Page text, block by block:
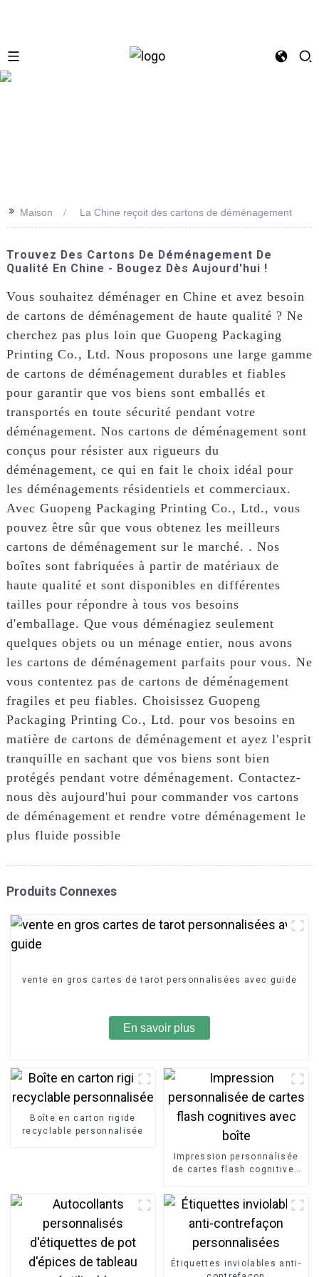
>> Maison La Chine reçoit des cartons de déménagement
Trouvez Des Cartons De Déménagement De
Qualité En Chine - Bougez Dès Aujourd'hui !
Vous souhaitez déménager en Chine et avez besoin
de cartons de déménagement de haute qualité ? Ne
cherchez pas plus loin que Guopeng Packaging
Printing Co., Ltd. Nous proposons une large gamme
de cartons de déménagement durables et fiables
pour garantir que vos biens sont emballés et
transportés en toute sécurité pendant votre
déménagement. Nos cartons de déménagement sont
conçus pour résister aux rigueurs du
déménagement, ce qui en fait le choix idéal pour
les déménagements résidentiels et commerciaux.
Avec Guopeng Packaging Printing Co., Ltd., vous
pouvez être sûr que vous obtenez les meilleurs
cartons de déménagement sur le marché. . Nos
boîtes sont fabriquées à partir de matériaux de
haute qualité et sont disponibles en différentes
tailles pour répondre à tous vos besoins
d'emballage. Que vous déménagiez seulement
quelques objets ou un ménage entier, nous avons
les cartons de déménagement parfaits pour vous. Ne
vous contentez pas de cartons de déménagement
fragiles et peu fiables. Choisissez Guopeng
Packaging Printing Co., Ltd. pour vos besoins en
matière de cartons de déménagement et ayez l'esprit
tranquille en sachant que vos biens sont bien
protégés pendant votre déménagement. Contactez-
nous dès aujourd'hui pour commander vos cartons
de déménagement et rendre votre déménagement le
plus fluide possible
Produits Connexes
vente en gros cartes de tarot personnalisées avec guide
En savoir plus
Boîte en carton rigide
recyclable personnalisée
Impression personnalisée
de cartes flash cognitives
Étiquettes inviolables anti-